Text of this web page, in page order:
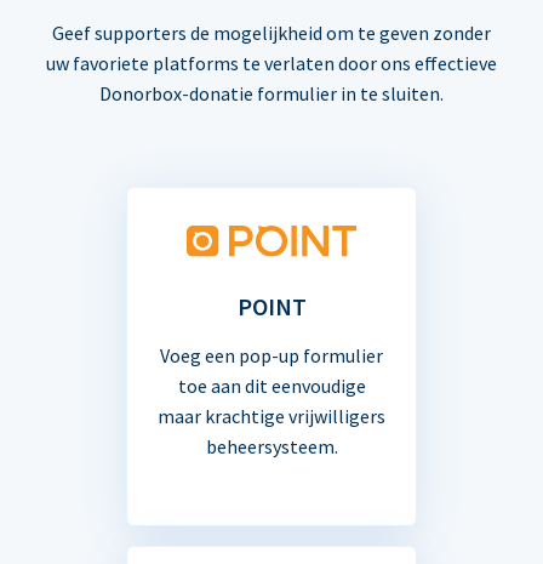
Geef supporters de mogelijkheid om te geven zonder
uw favoriete platforms te verlaten door ons effectieve
Donorbox-donatie formulier in te sluiten.
POINT
Voeg een pop-up formulier
toe aan dit eenvoudige
maar krachtige vrijwilligers
beheersysteem.